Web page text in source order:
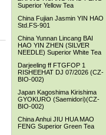
Superior Yellow Tea
China Fujian Jasmin YIN HAO
Std.FS-901
China Yunnan Lincang BAI
HAO YIN ZHEN (SILVER
NEEDLE) Superior White Tea
Darjeeling ff FTGFOP 1
RISHEEHAT DJ 07/2026 (CZ-
BIO-002)
Japan Kagoshima Kirishima
GYOKURO (Saemidori)(CZ-
BIO-002)
China Anhui JIU HUA MAO
FENG Superior Green Tea